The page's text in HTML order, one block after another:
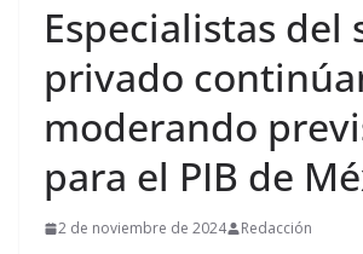
Especialistas del
privado
moderando
para el PIB de
2 de noviembre de 2024 Redacción